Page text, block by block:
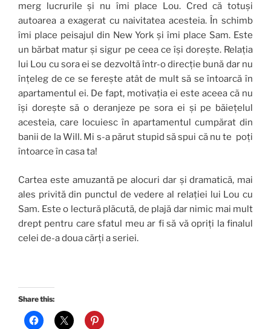
merg lucrurile și nu îmi place Lou. Cred că totuși
autoarea a exagerat cu naivitatea acesteia. În schimb
îmi place peisajul din New York și îmi place Sam. Este
un bărbat matur și sigur pe ceea ce își dorește. Relația
lui Lou cu sora ei se dezvoltă într-o direcție bună dar nu
înțeleg de ce se ferește atât de mult să se întoarcă în
apartamentul ei. De fapt, motivația ei este aceea că nu
își dorește să o deranjeze pe sora ei și pe băiețelul
acesteia, care locuiesc în apartamentul cumpărat din
banii de la Will. Mi s-a părut stupid să spui că nu te poți
întoarce în casa ta!
Cartea este amuzantă pe alocuri dar și dramatică, mai
ales privită din punctul de vedere al relației lui Lou cu
Sam. Este o lectură plăcută, de plajă dar nimic mai mult
drept pentru care sfatul meu ar fi să vă opriți la finalul
celei de-a doua cărți a seriei.
Share this: